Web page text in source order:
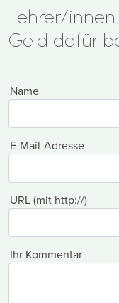
Lehrer/
Geld dafür
Name
E-Mail-Adresse
URL (mit http://)
Ihr Kommentar